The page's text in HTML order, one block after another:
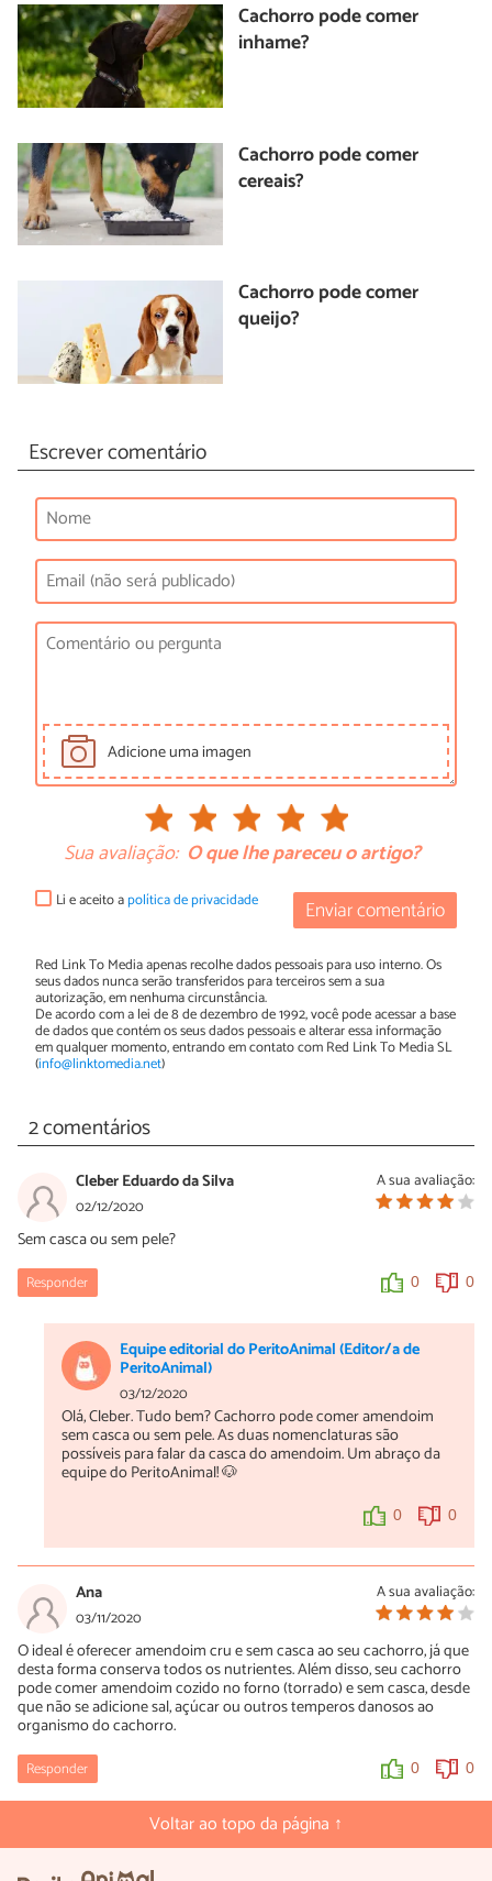
Cachorro pode comer
inhame?
Cachorro pode comer
cereais?
Cachorro pode comer
queijo?
Escrever comentário
Adicione uma imagen
Sua avaliação: O que lhe pareceu o artigo?
Enviar comentário
Li e aceito apolítica de privacidade
Red Link To Media apenas recolhe dados pessoais para uso interno. Os
seus dados nunca serão transferidos para terceiros sem a sua
autorização, em nenhuma circunstância.
De acordo com a lei de 8 de dezembro de 1992, você pode acessar a base
de dados que contém os seus dados pessoais e alterar essa informação
em qualquer momento, entrando em contato com Red Link To Media SL
(info@linktomedia.net)
2 comentários
A sua avaliação:
Cleber Eduardo da Silva
02/12/2020
Sem casca ou sem pele?
Responder 0 0
Equipe editorial do PeritoAnimal (Editor/a de
PeritoAnimal)
03/12/2020
Olá, Cleber. Tudo bem? Cachorro pode comer amendoim
sem casca ou sem pele. As duas nomenclaturas são
possíveis para falar da casca do amendoim. Um abraço da
equipe do PeritoAnimal! 🐶
0 0
A sua avaliação:
Ana
03/11/2020
O ideal é oferecer amendoim cru e sem casca ao seu cachorro, já que
desta forma conserva todos os nutrientes. Além disso, seu cachorro
pode comer amendoim cozido no forno (torrado) e sem casca, desde
que não se adicione sal, açúcar ou outros temperos danosos ao
organismo do cachorro.
Responder 0 0
Voltar ao topo da página ↑